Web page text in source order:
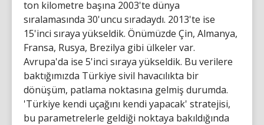
ton kilometre başına 2003'te dünya
sıralamasında 30'uncu sıradaydı. 2013'te ise
15'inci sıraya yükseldik. Önümüzde Çin, Almanya,
Fransa, Rusya, Brezilya gibi ülkeler var.
Avrupa'da ise 5'inci sıraya yükseldik. Bu verilere
baktığımızda Türkiye sivil havacılıkta bir
dönüşüm, patlama noktasına gelmiş durumda.
'Türkiye kendi uçağını kendi yapacak' stratejisi,
bu parametrelerle geldiği noktaya bakıldığında